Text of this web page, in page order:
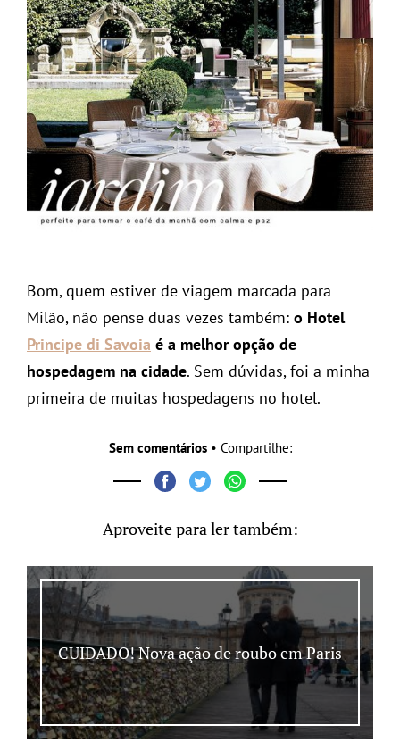
Bom, quem estiver de viagem marcada para
Milão, não pense duas vezes também: o Hotel
Principe di Savoia é a melhor opção de
hospedagem na cidade. Sem dúvidas, foi a minha
primeira de muitas hospedagens no hotel.
Sem comentários• Compartilhe:
Aproveite para ler também:
CUIDADO! Nova ação de roubo em Paris